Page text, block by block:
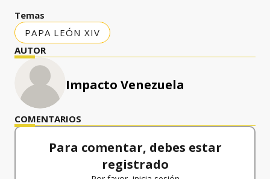
Temas
PAPA LEÓN XIV
AUTOR
Impacto Venezuela
COMENTARIOS
Para comentar, debes estar
registrado